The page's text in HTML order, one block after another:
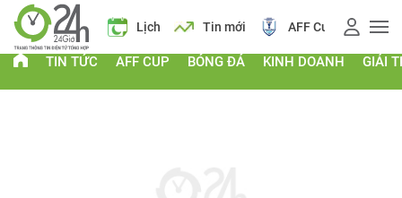
Giá vàng Lịch Tin mới AFF Cup Giá
TIN TỨC AFF CUP BÓNG ĐÁ KINH DOANH GIẢI